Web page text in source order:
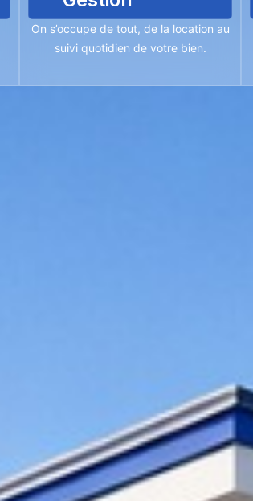
On s’occupe de tout, de la location au
suivi quotidien de votre bien.